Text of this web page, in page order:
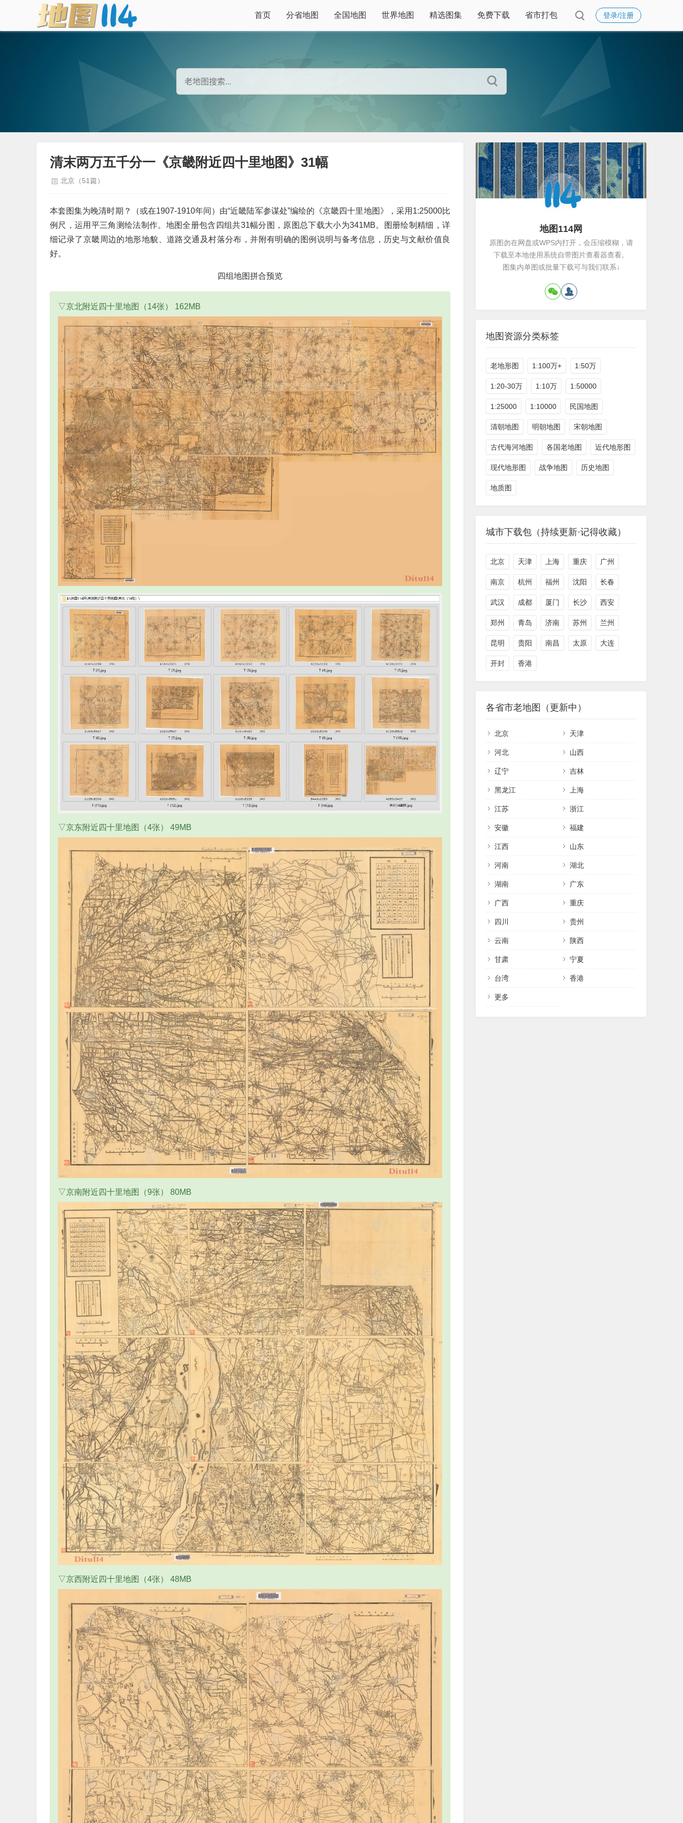
登录/注册
首页 分省地图 全国地图 世界地图 精选图集 免费下载 省市打包
清末两万五千分一《京畿附近四十里地图》31幅
北京（51篇）
本套图集为晚清时期？（或在1907-1910年间）由“近畿陆军参谋处”编绘的《京畿四十里地图》，采用1:25000比
例尺，运用平三角测绘法制作。地图全册包含四组共31幅分图，原图总下载大小为341MB。图册绘制精细，详
细记录了京畿周边的地形地貌、道路交通及村落分布，并附有明确的图例说明与备考信息，历史与文献价值良
好。
四组地图拼合预览
▽京北附近四十里地图（14张） 162MB
▽京东附近四十里地图（4张） 49MB
▽京南附近四十里地图（9张） 80MB
▽京西附近四十里地图（4张） 48MB
地图114网
原图勿在网盘或WPS内打开，会压缩模糊，请
下载至本地使用系统自带图片查看器查看。
图集内单图或批量下载可与我们联系↓
地图资源分类标签
老地形图 1:100万+ 1:50万
1:20-30万 1:10万 1:50000
1:25000 1:10000 民国地图
清朝地图 明朝地图 宋朝地图
古代海河地图 各国老地图 近代地形图
现代地形图 战争地图 历史地图
地质图
城市下载包（持续更新·记得收藏）
北京 天津 上海 重庆 广州
南京 杭州 福州 沈阳 长春
武汉 成都 厦门 长沙 西安
郑州 青岛 济南 苏州 兰州
昆明 贵阳 南昌 太原 大连
开封 香港
各省市老地图（更新中）
北京 天津
河北 山西
辽宁 吉林
黑龙江 上海
江苏 浙江
安徽 福建
江西 山东
河南 湖北
湖南 广东
广西 重庆
四川 贵州
云南 陕西
甘肃 宁夏
台湾 香港
更多